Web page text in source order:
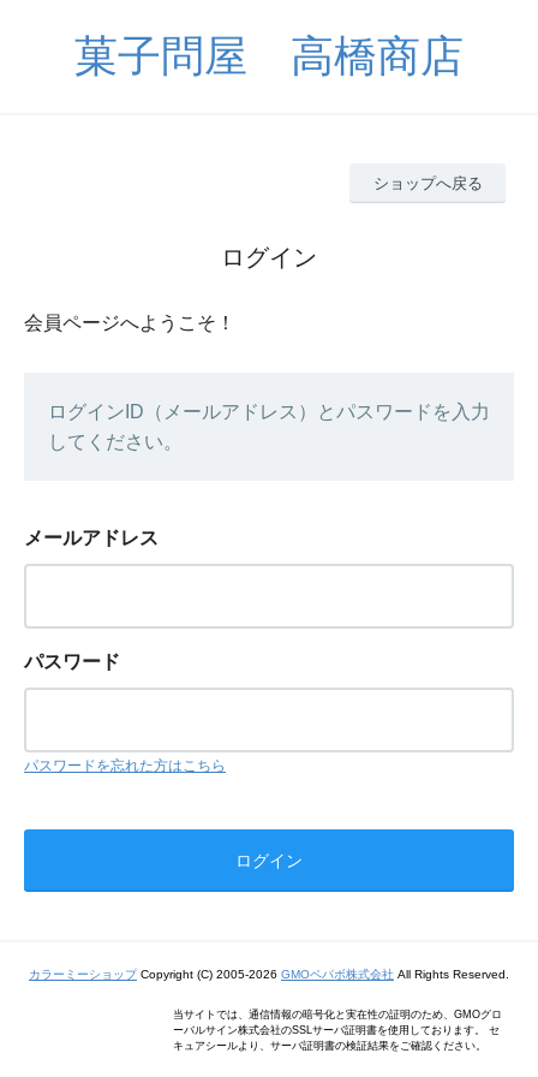
菓子問屋 高橋商店
ショップへ戻る
ログイン
会員ページへようこそ！
ログインID（メールアドレス）とパスワードを入力
してください。
メールアドレス
パスワード
パスワードを忘れた方はこちら
カラーミーショップCopyright (C) 2005-2026 GMOペパボ株式会社 All Rights Reserved.
当サイトでは、通信情報の暗号化と実在性の証明のため、GMOグロ
ーバルサイン株式会社のSSLサーバ証明書を使用しております。 セ
キュアシールより、サーバ証明書の検証結果をご確認ください。